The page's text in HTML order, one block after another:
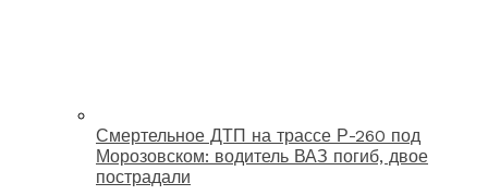
Смертельное ДТП на трассе Р-260 под
Морозовском: водитель ВАЗ погиб, двое
пострадали